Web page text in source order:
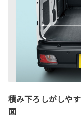
積み下ろしがしや
面